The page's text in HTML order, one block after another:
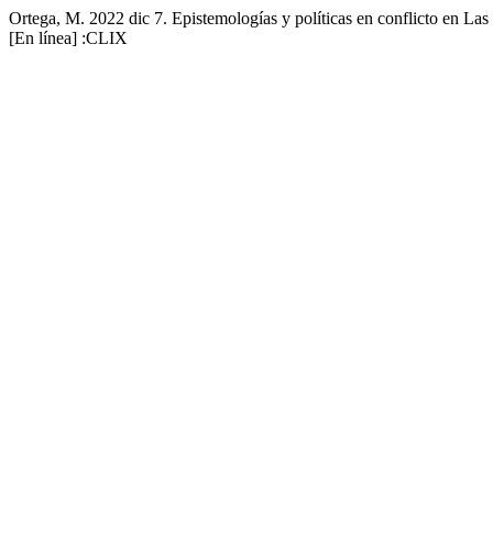
Ortega, M. 2022 dic 7. Epistemologías y políticas en conflicto en
[En línea] :CLIX